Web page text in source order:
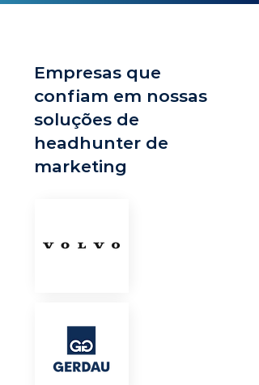
Empresas que
confiam em nossas
soluções de
headhunter de
marketing